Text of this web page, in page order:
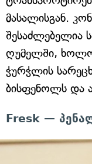
მასალისგან.
შესაძლებელია
ღუმელში, ხოლო
ჭურჭლის სარეცხ
ბისფენოლს და
Fresk —